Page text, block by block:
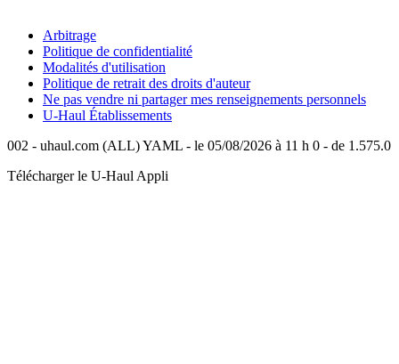
Arbitrage
Politique de confidentialité
Modalités d'utilisation
Politique de retrait des droits d'auteur
Ne pas vendre ni partager mes renseignements personnels
U-Haul Établissements
002 - uhaul.com (ALL) YAML - le 05/08/2026 à 11 h 0 - de 1.575.0
Télécharger le U-Haul Appli